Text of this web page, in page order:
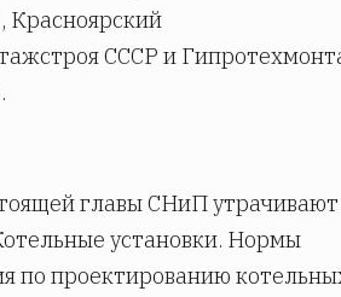
СССР и
главы СНиП утрачивают
установки. Нормы
по проектированию